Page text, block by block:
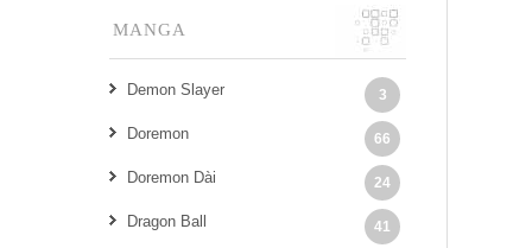
MANGA
Demon Slayer 3
Doremon 66
Doremon Dài 24
Dragon Ball 41